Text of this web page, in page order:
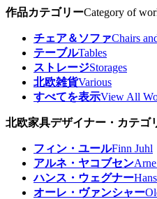
作品カテゴリーCategory of
チェア＆ソファChairs
テーブルTables
ストレージStorages
北欧雑貨Various
すべてを表示View All
北欧家具デザイナー・カテゴ
フィン・ユールFinn Juhl
アルネ・ヤコブセンArne
ハンス・ウェグナー
オーレ・ヴァンシャー